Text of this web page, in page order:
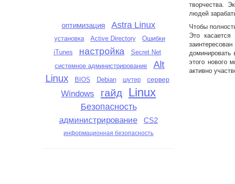
оптимизация Astra Linux
установка Active Directory
Ошибки
iTunes
настройка Secret Net
системное администрирование
Alt
Linux
BIOS Debian шутер сервер
Windows гайд Linux
Безопасность
администрирование
CS2
информационная безопасность
творчества.
людей
Чтобы
Это
доминировать
этого нового
активно